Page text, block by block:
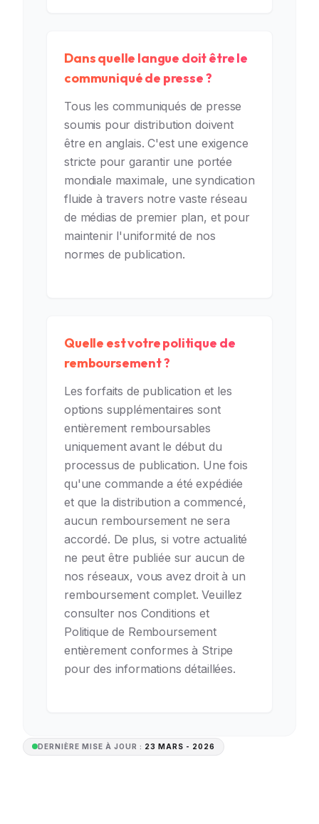
Dans quelle langue doit être le
communiqué de presse ?
Tous les communiqués de presse
soumis pour distribution doivent
être en anglais. C'est une exigence
stricte pour garantir une portée
mondiale maximale, une syndication
fluide à travers notre vaste réseau
de médias de premier plan, et pour
maintenir l'uniformité de nos
normes de publication.
Quelle est votre politique de
remboursement ?
Les forfaits de publication et les
options supplémentaires sont
entièrement remboursables
uniquement avant le début du
processus de publication. Une fois
qu'une commande a été expédiée
et que la distribution a commencé,
aucun remboursement ne sera
accordé. De plus, si votre actualité
ne peut être publiée sur aucun de
nos réseaux, vous avez droit à un
remboursement complet. Veuillez
consulter nos Conditions et
Politique de Remboursement
entièrement conformes à Stripe
pour des informations détaillées.
DERNIÈRE MISE À JOUR : 23 MARS - 2026